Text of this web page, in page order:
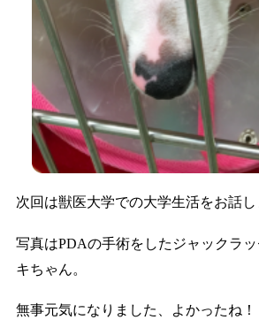
次回は獣医大学での大学生活をお話し
写真はPDAの手術をしたジャックラ
キちゃん。
無事元気になりました、よかったね！